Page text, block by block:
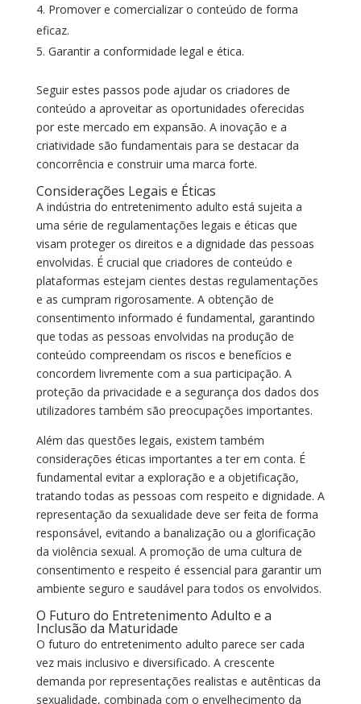
Promover e comercializar o conteúdo de forma
eficaz.
Garantir a conformidade legal e ética.
Seguir estes passos pode ajudar os criadores de
conteúdo a aproveitar as oportunidades oferecidas
por este mercado em expansão. A inovação e a
criatividade são fundamentais para se destacar da
concorrência e construir uma marca forte.
Considerações Legais e Éticas
A indústria do entretenimento adulto está sujeita a
uma série de regulamentações legais e éticas que
visam proteger os direitos e a dignidade das pessoas
envolvidas. É crucial que criadores de conteúdo e
plataformas estejam cientes destas regulamentações
e as cumpram rigorosamente. A obtenção de
consentimento informado é fundamental, garantindo
que todas as pessoas envolvidas na produção de
conteúdo compreendam os riscos e benefícios e
concordem livremente com a sua participação. A
proteção da privacidade e a segurança dos dados dos
utilizadores também são preocupações importantes.
Além das questões legais, existem também
considerações éticas importantes a ter em conta. É
fundamental evitar a exploração e a objetificação,
tratando todas as pessoas com respeito e dignidade. A
representação da sexualidade deve ser feita de forma
responsável, evitando a banalização ou a glorificação
da violência sexual. A promoção de uma cultura de
consentimento e respeito é essencial para garantir um
ambiente seguro e saudável para todos os envolvidos.
O Futuro do Entretenimento Adulto e a
Inclusão da Maturidade
O futuro do entretenimento adulto parece ser cada
vez mais inclusivo e diversificado. A crescente
demanda por representações realistas e autênticas da
sexualidade, combinada com o envelhecimento da